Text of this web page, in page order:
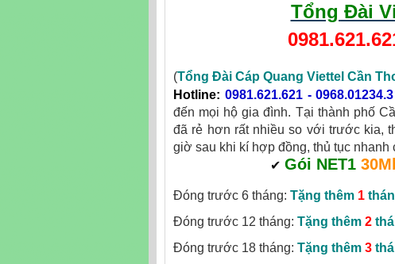
Tổng Đài
(Tổng Đài Cáp Quang Viettel Cần
Hotline: 0981.621.621-0968.01234.3
đến mọi hộ gia đình. Tại thành phố
đã rẻ hơn rất nhiều so với trước kia,
giờ sau khi kí hợp đồng, thủ tục nhanh
✔ Gói NET1
Đóng trước 6 tháng: Tặng thêm 1
Đóng trước 12 tháng: Tặng thêm 2
Đóng trước 18 tháng: Tặng thêm 3